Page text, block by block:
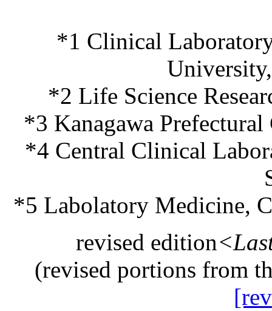
*1 Clinical
*2 Life Science
*3 Kanagawa
*4 Central Clinical
*5 Labolatory Medicine,
revised edition
(revised portions from
[rev